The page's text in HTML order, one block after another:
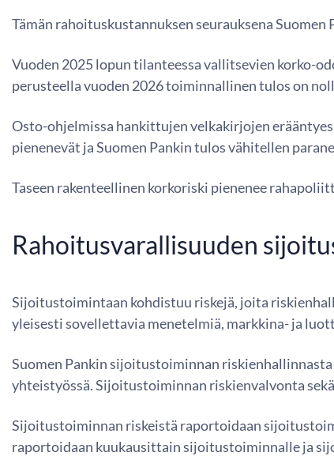
Tämän rahoituskustannuksen seurauksena
Vuoden 2025 lopun tilanteessa vallitsevien korko-
perusteella vuoden 2026 toiminnallinen tulos on
Osto-ohjelmissa hankittujen velkakirjojen
pienenevät ja Suomen Pankin tulos vähitellen
Taseen rakenteellinen korkoriski pienenee
Rahoitusvarallisuuden
Sijoitustoimintaan kohdistuu riskejä, joita
yleisesti sovellettavia menetelmiä, markkina- ja
Suomen Pankin sijoitustoiminnan
yhteistyössä. Sijoitustoiminnan riskienvalvonta
Sijoitustoiminnan riskeistä raportoidaan
raportoidaan kuukausittain sijoitustoiminnalle ja